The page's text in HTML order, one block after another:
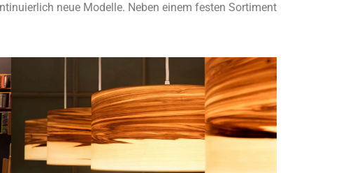
neue Modelle. Neben einem festen Sortiment